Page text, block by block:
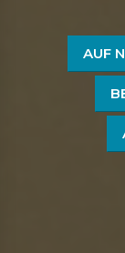
AUF